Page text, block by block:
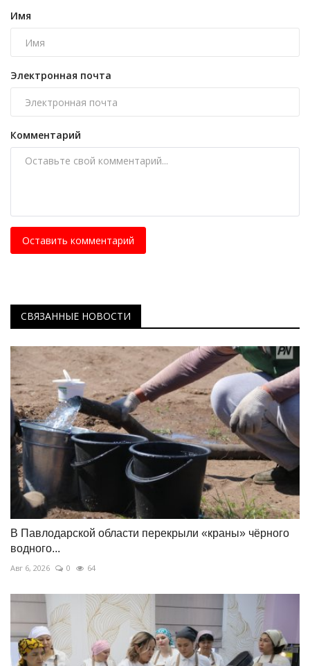
Имя
Электронная почта
Комментарий
Оставить комментарий
СВЯЗАННЫЕ НОВОСТИ
В Павлодарской области перекрыли «краны» чёрного
водного...
Авг 6, 2026 0 64